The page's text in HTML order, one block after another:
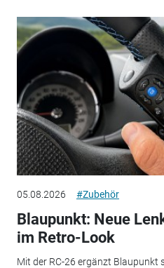
05.08.2026 #Zubehör
Blaupunkt: Neue
im Retro-Look
Mit der RC-26 ergänzt Blaupunkt